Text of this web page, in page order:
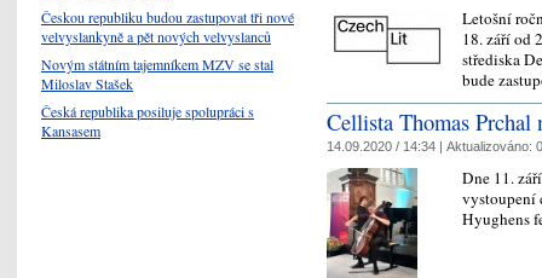
Letošní
18. září od
střediska
bude
Cellista Thomas Prchal
14.09.2020 / 14:34 | Aktualizováno:
Dne 11.
vystoupení
Hyughens
Českou republiku budou zastupovat tři nové
velvyslankyně a pět nových velvyslanců
Novým státním tajemníkem MZV se stal
Miloslav Stašek
Česká republika posiluje spolupráci s
Kansasem